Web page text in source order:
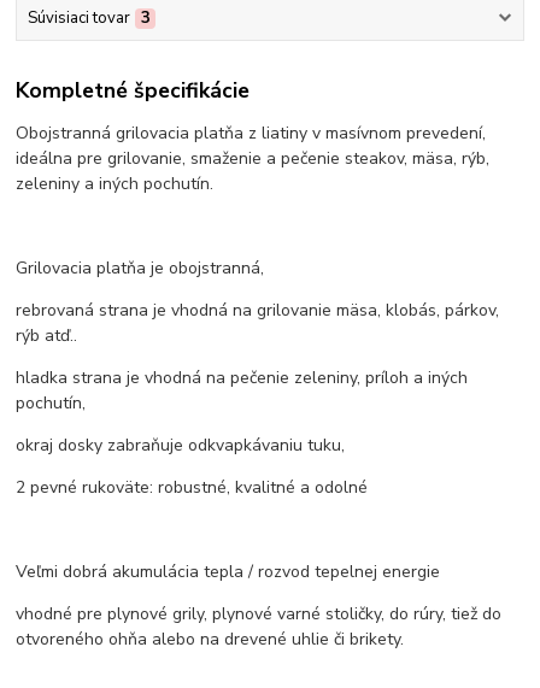
Súvisiaci tovar 3
Kompletné špecifikácie
Obojstranná grilovacia platňa z liatiny v masívnom prevedení,
ideálna pre grilovanie, smaženie a pečenie steakov, mäsa, rýb,
zeleniny a iných pochutín.
Grilovacia platňa je obojstranná,
rebrovaná strana je vhodná na grilovanie mäsa, klobás, párkov,
rýb atď..
hladka strana je vhodná na pečenie zeleniny, príloh a iných
pochutín,
okraj dosky zabraňuje odkvapkávaniu tuku,
2 pevné rukoväte: robustné, kvalitné a odolné
Veľmi dobrá akumulácia tepla / rozvod tepelnej energie
vhodné pre plynové grily, plynové varné stoličky, do rúry, tiež do
otvoreného ohňa alebo na drevené uhlie či brikety.